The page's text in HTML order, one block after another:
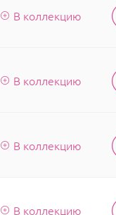
В коллекцию
В коллекцию
В коллекцию
В коллекцию